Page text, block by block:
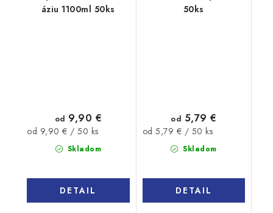
áziu 1100ml 50ks
Skladom
od 9,90 €
Jednotková
od 9,90 € / 50 ks
DETAIL
50ks
Skladom
od 5,79 €
Jednotková
od 5,79 € / 50 ks
DETAIL